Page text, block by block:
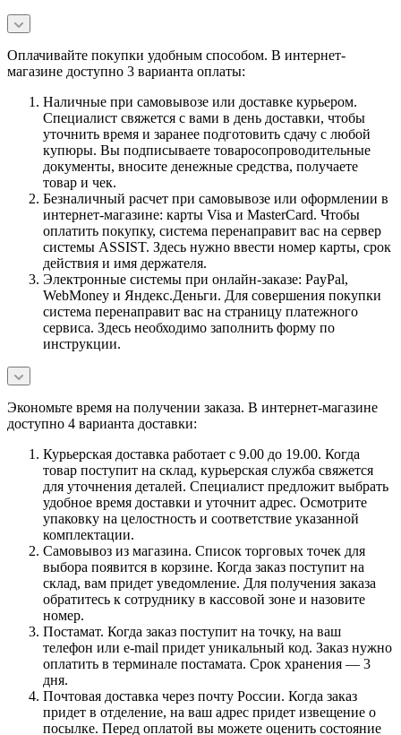
Оплачивайте покупки удобным способом. В интернет-
магазине доступно 3 варианта оплаты:
Наличные при самовывозе или доставке курьером.
Специалист свяжется с вами в день доставки, чтобы
уточнить время и заранее подготовить сдачу с любой
купюры. Вы подписываете товаросопроводительные
документы, вносите денежные средства, получаете
товар и чек.
Безналичный расчет при самовывозе или оформлении в
интернет-магазине: карты Visa и MasterCard. Чтобы
оплатить покупку, система перенаправит вас на сервер
системы ASSIST. Здесь нужно ввести номер карты, срок
действия и имя держателя.
Электронные системы при онлайн-заказе: PayPal,
WebMoney и Яндекс.Деньги. Для совершения покупки
система перенаправит вас на страницу платежного
сервиса. Здесь необходимо заполнить форму по
инструкции.
Экономьте время на получении заказа. В интернет-магазине
доступно 4 варианта доставки:
Курьерская доставка работает с 9.00 до 19.00. Когда
товар поступит на склад, курьерская служба свяжется
для уточнения деталей. Специалист предложит выбрать
удобное время доставки и уточнит адрес. Осмотрите
упаковку на целостность и соответствие указанной
комплектации.
Самовывоз из магазина. Список торговых точек для
выбора появится в корзине. Когда заказ поступит на
склад, вам придет уведомление. Для получения заказа
обратитесь к сотруднику в кассовой зоне и назовите
номер.
Постамат. Когда заказ поступит на точку, на ваш
телефон или e-mail придет уникальный код. Заказ нужно
оплатить в терминале постамата. Срок хранения — 3
дня.
Почтовая доставка через почту России. Когда заказ
придет в отделение, на ваш адрес придет извещение о
посылке. Перед оплатой вы можете оценить состояние